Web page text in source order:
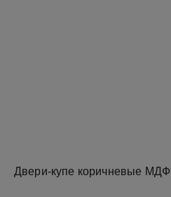
Двери-купе коричневые МДФ